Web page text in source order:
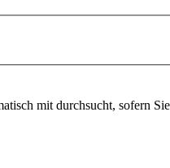
mit durchsucht, sofern